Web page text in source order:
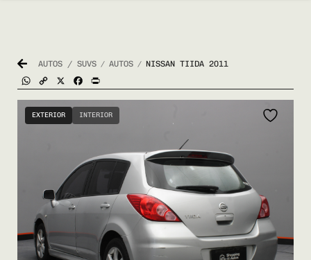
AUTOS / SUVS / AUTOS / NISSAN TIIDA 2011
WhatsApp
Copy
Link
Facebook
EXTERIOR INTERIOR